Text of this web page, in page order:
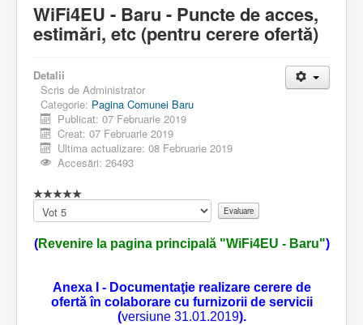
WiFi4EU - Baru - Puncte de acces,
estimări, etc (pentru cerere ofertă)
Detalii
Scris de Administrator
Categorie: Pagina Comunei Baru
Publicat: 07 Februarie 2019
Creat: 07 Februarie 2019
Ultima actualizare: 08 Februarie 2019
Accesări: 26493
Vă
rugăm
să
evaluați
(Revenire la pagina principală "WiFi4EU - Baru")
Anexa I - Documentaţie realizare cerere de
ofertă în colaborare cu furnizorii de servicii
(versiune 31.01.2019).